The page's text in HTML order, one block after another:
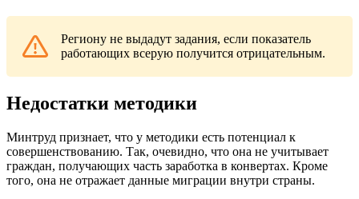
Региону не выдадут задания, если показатель
работающих всерую получится отрицательным.
Недостатки методики
Минтруд признает, что у методики есть потенциал к
совершенствованию. Так, очевидно, что она не учитывает
граждан, получающих часть заработка в конвертах. Кроме
того, она не отражает данные миграции внутри страны.